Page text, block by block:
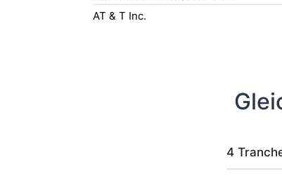
AT & T Inc.
4